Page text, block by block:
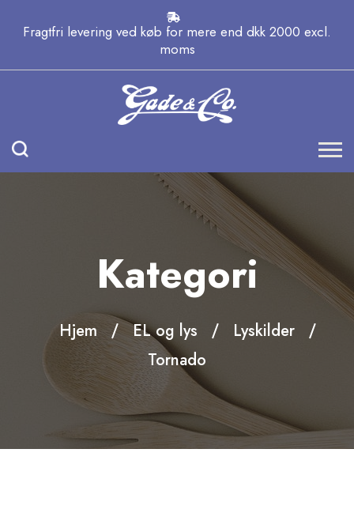
Fragtfri levering ved køb for mere end dkk 2000 excl.
moms
Kategori
Hjem EL og lys
Lyskilder
Tornado